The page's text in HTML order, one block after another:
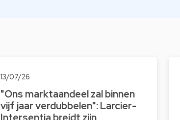
13/07/26
"Ons marktaandeel zal binnen
vijf jaar verdubbelen": Larcier-